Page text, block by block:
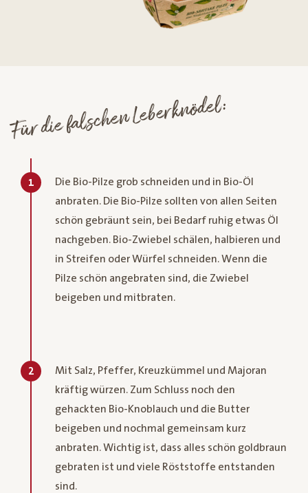
Für die falschen Leberknödel:
1
Die Bio-Pilze grob schneiden und in Bio-Öl
anbraten. Die Bio-Pilze sollten von allen Seiten
schön gebräunt sein, bei Bedarf ruhig etwas Öl
nachgeben. Bio-Zwiebel schälen, halbieren und
in Streifen oder Würfel schneiden. Wenn die
Pilze schön angebraten sind, die Zwiebel
beigeben und mitbraten.
2
Mit Salz, Pfeffer, Kreuzkümmel und Majoran
kräftig würzen. Zum Schluss noch den
gehackten Bio-Knoblauch und die Butter
beigeben und nochmal gemeinsam kurz
anbraten. Wichtig ist, dass alles schön goldbraun
gebraten ist und viele Röststoffe entstanden
sind.